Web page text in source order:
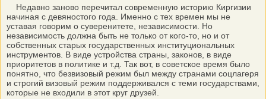
Недавно заново перечитал современную историю Киргизии
начиная с девяностого года. Именно с тех времен мы не
уставая говорим о суверенитете, независимости. Но
независимость должна быть не только от кого-то, но и от
собственных старых государственных институциональных
инструментов. В виде устройства страны, законов, в виде
приоритетов в политике и т.д. Так вот, в советское время было
понятно, что безвизовый режим был между странами соцлагеря
и строгий визовый режим поддерживался с теми государствами,
которые не входили в этот круг друзей.